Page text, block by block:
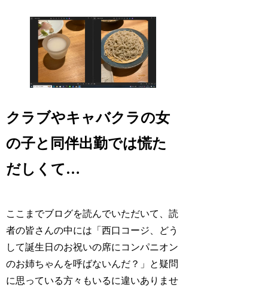
クラブやキャバクラの女
の子と同伴出勤では慌た
だしくて…
ここまでブログを読んでいただいて、読
者の皆さんの中には「西口コージ、どう
して誕生日のお祝いの席にコンパニオン
のお姉ちゃんを呼ばないんだ？」と疑問
に思っている方々もいるに違いありませ